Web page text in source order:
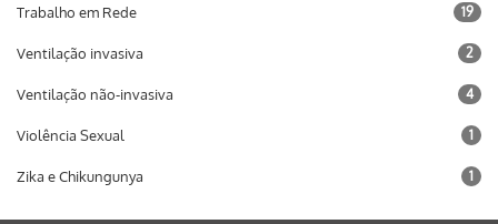
Trabalho em Rede 19
Ventilação invasiva 2
Ventilação não-invasiva 4
Violência Sexual 1
Zika e Chikungunya 1